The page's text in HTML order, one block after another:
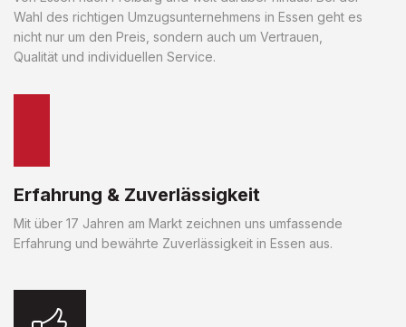
Wahl des richtigen Umzugsunternehmens in Essen geht es
nicht nur um den Preis, sondern auch um Vertrauen,
Qualität und individuellen Service.
Erfahrung & Zuverlässigkeit
Mit über 17 Jahren am Markt zeichnen uns umfassende
Erfahrung und bewährte Zuverlässigkeit in Essen aus.